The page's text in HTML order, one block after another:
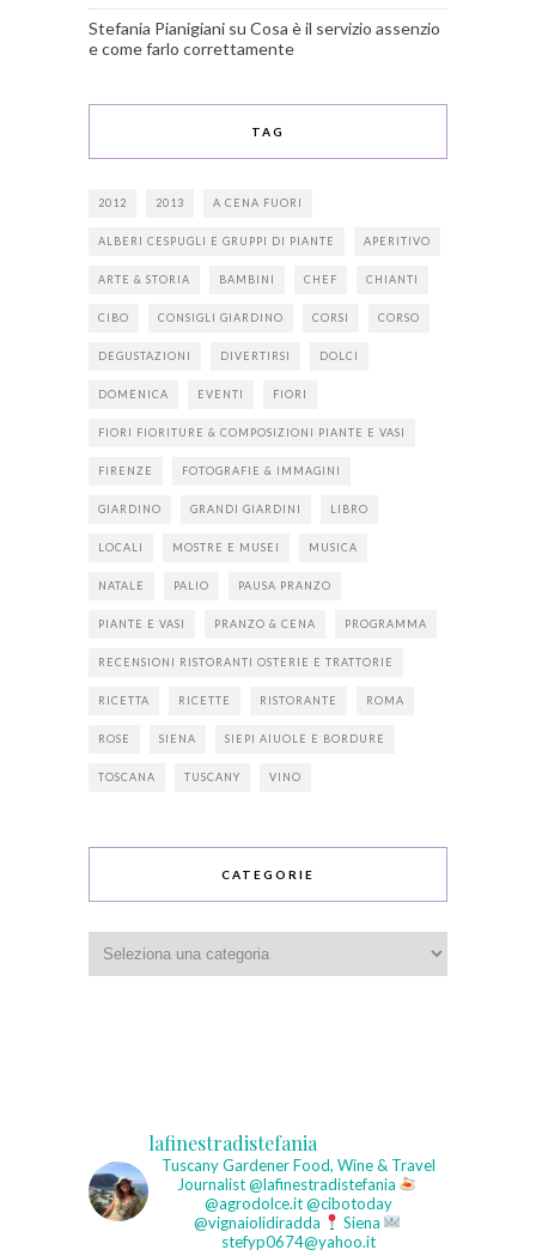
Stefania Pianigiani su Cosa è il servizio assenzio
e come farlo correttamente
TAG
2012 2013 A CENA FUORI
ALBERI CESPUGLI E GRUPPI DI PIANTE APERITIVO
ARTE & STORIA BAMBINI CHEF CHIANTI
CIBO CONSIGLI GIARDINO CORSI CORSO
DEGUSTAZIONI DIVERTIRSI DOLCI
DOMENICA EVENTI FIORI
FIORI FIORITURE & COMPOSIZIONI PIANTE E VASI
FIRENZE FOTOGRAFIE & IMMAGINI
GIARDINO GRANDI GIARDINI LIBRO
LOCALI MOSTRE E MUSEI MUSICA
NATALE PALIO PAUSA PRANZO
PIANTE E VASI PRANZO & CENA PROGRAMMA
RECENSIONI RISTORANTI OSTERIE E TRATTORIE
RICETTA RICETTE RISTORANTE ROMA
ROSE SIENA SIEPI AIUOLE E BORDURE
TOSCANA TUSCANY VINO
CATEGORIE
lafinestradistefania
Tuscany GardenerFood, Wine & Travel
Journalist@lafinestradistefania
@agrodolce.it @cibotoday
@vignaiolidiradda
Siena
stefyp0674@yahoo.it